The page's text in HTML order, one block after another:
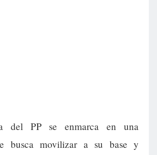
del PP se enmarca en una
busca movilizar a su base y